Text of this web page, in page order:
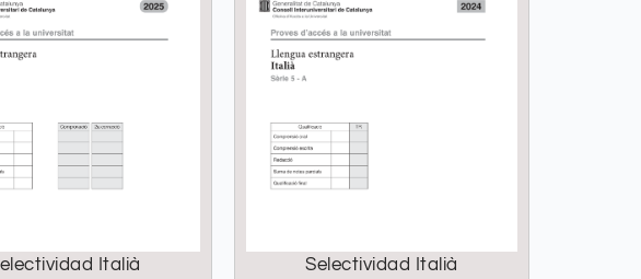
Italià
Selectividad Italià